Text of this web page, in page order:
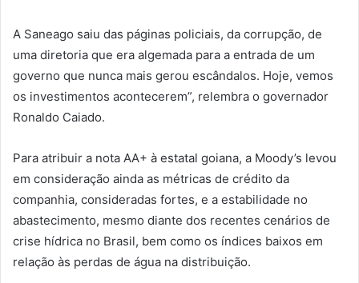
A Saneago saiu das páginas policiais, da corrupção, de
uma diretoria que era algemada para a entrada de um
governo que nunca mais gerou escândalos. Hoje, vemos
os investimentos acontecerem”, relembra o governador
Ronaldo Caiado.
Para atribuir a nota AA+ à estatal goiana, a Moody’s levou
em consideração ainda as métricas de crédito da
companhia, consideradas fortes, e a estabilidade no
abastecimento, mesmo diante dos recentes cenários de
crise hídrica no Brasil, bem como os índices baixos em
relação às perdas de água na distribuição.